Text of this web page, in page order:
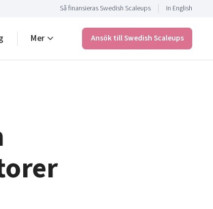
Så finansieras Swedish Scaleups In English
Mer Ansök till Swedish Scaleups